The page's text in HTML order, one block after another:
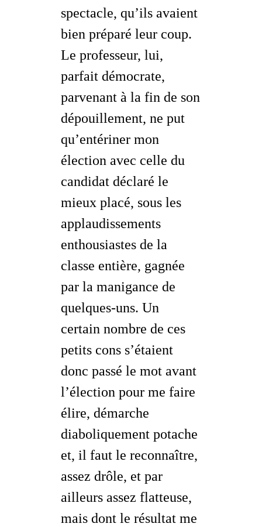
spectacle, qu’ils avaient
bien préparé leur coup.
Le professeur, lui,
parfait démocrate,
parvenant à la fin de son
dépouillement, ne put
qu’entériner mon
élection avec celle du
candidat déclaré le
mieux placé, sous les
applaudissements
enthousiastes de la
classe entière, gagnée
par la manigance de
quelques-uns. Un
certain nombre de ces
petits cons s’étaient
donc passé le mot avant
l’élection pour me faire
élire, démarche
diaboliquement potache
et, il faut le reconnaître,
assez drôle, et par
ailleurs assez flatteuse,
mais dont le résultat me